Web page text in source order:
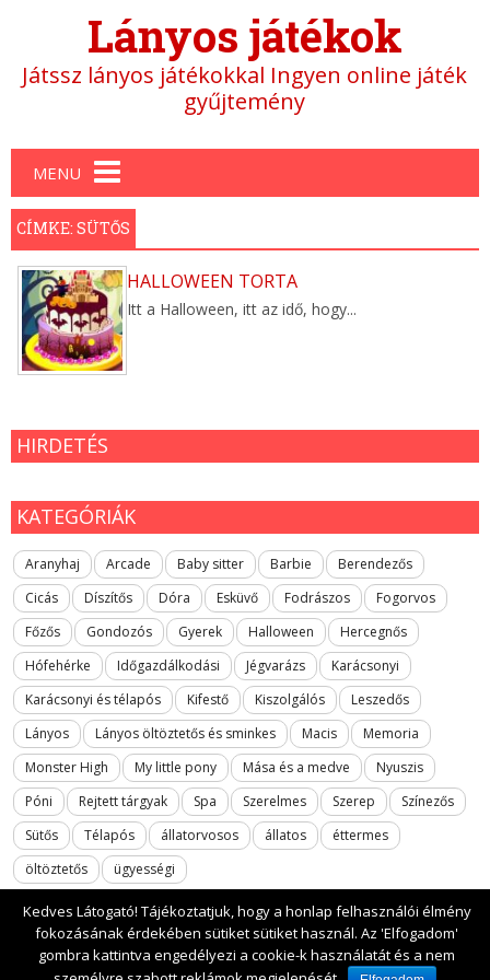
Lányos játékok
Játssz lányos játékokkal Ingyen online játék
gyűjtemény
Main menu
MENU
CÍMKE: SÜTŐS
HALLOWEEN TORTA
Itt a Halloween, itt az idő, hogy...
HIRDETÉS
KATEGÓRIÁK
Aranyhaj Arcade Baby sitter Barbie
Berendezős
Cicás
Díszítős Dóra Esküvő Fodrászos
Fogorvos
Főzős
Gondozós Gyerek Halloween
Hercegnős
Hófehérke
Időgazdálkodási Jégvarázs
Karácsonyi
Karácsonyi és télapós
Kifestő Kiszolgálós
Leszedős
Lányos
Lányos öltöztetős és sminkes Macis
Memoria
Monster High
My little pony Mása és a medve
Nyuszis
Póni
Rejtett tárgyak Spa Szerelmes Szerep
Színezős
Sütős
Télapós állatorvosos állatos
éttermes
öltöztetős
ügyességi
2017 All rights reserved. lanyosjatekok.gyerekfilmek.hu
Kedves Látogató! Tájékoztatjuk, hogy a honlap felhasználói élmény
fokozásának érdekében sütiket sütiket használ. Az 'Elfogadom'
gombra kattintva engedélyezi a cookie-k használatát és a nem